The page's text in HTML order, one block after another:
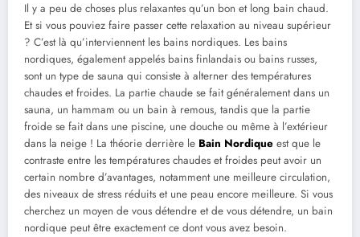
Il y a peu de choses plus relaxantes qu’un bon et long bain chaud.
Et si vous pouviez faire passer cette relaxation au niveau supérieur
? C’est là qu’interviennent les bains nordiques. Les bains
nordiques, également appelés bains finlandais ou bains russes,
sont un type de sauna qui consiste à alterner des températures
chaudes et froides. La partie chaude se fait généralement dans un
sauna, un hammam ou un bain à remous, tandis que la partie
froide se fait dans une piscine, une douche ou même à l’extérieur
dans la neige ! La théorie derrière le Bain Nordique est que le
contraste entre les températures chaudes et froides peut avoir un
certain nombre d’avantages, notamment une meilleure circulation,
des niveaux de stress réduits et une peau encore meilleure. Si vous
cherchez un moyen de vous détendre et de vous détendre, un bain
nordique peut être exactement ce dont vous avez besoin.